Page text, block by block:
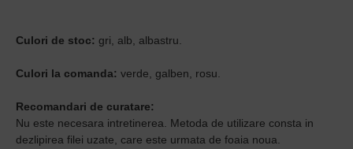
Culori de stoc: gri, alb, albastru.
Culori la comanda: verde, galben, rosu.
Recomandari de curatare:
Nu este necesara intretinerea. Metoda de utilizare consta in
dezlipirea filei uzate, care este urmata de foaia noua.